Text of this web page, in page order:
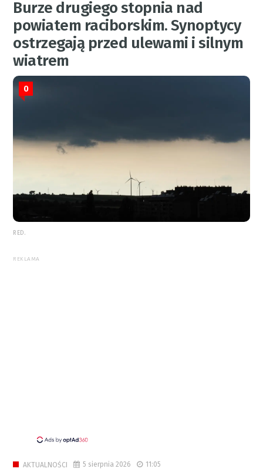
Burze drugiego stopnia nad
powiatem raciborskim. Synoptycy
ostrzegają przed ulewami i silnym
wiatrem
0
RED.
REKLAMA
AKTUALNOŚCI 5 sierpnia 2026 11:05